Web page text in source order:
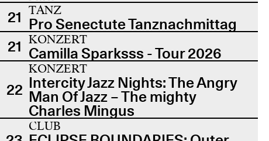
21 TANZ
Pro Senectute Tanznachmittag
21 KONZERT
Camilla Sparksss - Tour 2026
22
KONZERT
Intercity Jazz Nights: The Angry
Man Of Jazz – The mighty
Charles Mingus
CLUB